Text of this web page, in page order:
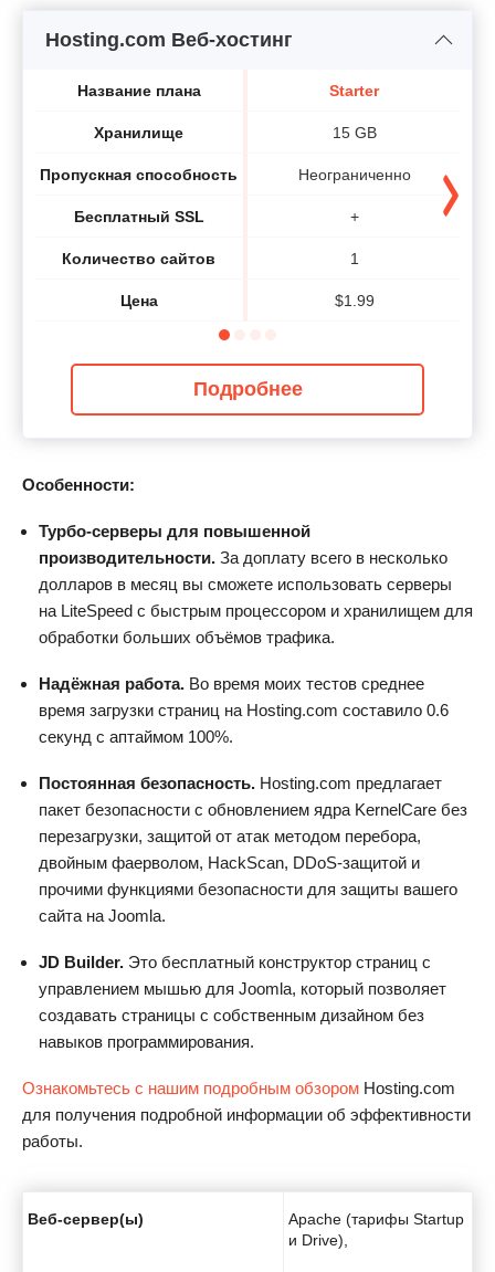
Hosting.com Веб-хостинг
Название плана
Хранилище
Пропускная способность
Бесплатный SSL
Количество сайтов
Цена
Starter
15 GB
Неограниченно
+
1
$1.99
Подробнее
Особенности:
Турбо-серверы для повышенной
производительности. За доплату всего в несколько
долларов в месяц вы сможете использовать серверы
на LiteSpeed с быстрым процессором и хранилищем для
обработки больших объёмов трафика.
Надёжная работа. Во время моих тестов среднее
время загрузки страниц на Hosting.com составило 0.6
секунд с аптаймом 100%.
Постоянная безопасность. Hosting.com предлагает
пакет безопасности с обновлением ядра KernelCare без
перезагрузки, защитой от атак методом перебора,
двойным фаерволом, HackScan, DDoS-защитой и
прочими функциями безопасности для защиты вашего
сайта на Joomla.
JD Builder. Это бесплатный конструктор страниц с
управлением мышью для Joomla, который позволяет
создавать страницы с собственным дизайном без
навыков программирования.
Ознакомьтесь с нашим подробным обзором Hosting.com
для получения подробной информации об эффективности
работы.
Веб-сервер(ы)
Apache (тарифы Startup
и Drive),